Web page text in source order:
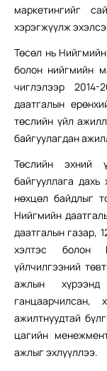
маркетингийг
хэрэгжүүлж
Төсөл нь
болон нийгмийн
чиглэлээр
даатгалын
төслийн үйл
байгуулагдан
Төслийн эхний
байгууллага
нөхцөл байдлыг
Нийгмийн
даатгалын газар,
хэлтэс болон
үйлчилгээний
ажлын
ажилтнуудтай
цагийн
ажлыг эхлүүллээ.